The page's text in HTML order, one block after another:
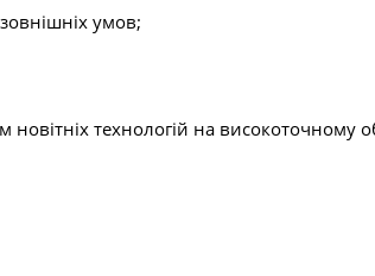
умов;
новітніх технологій на високоточному